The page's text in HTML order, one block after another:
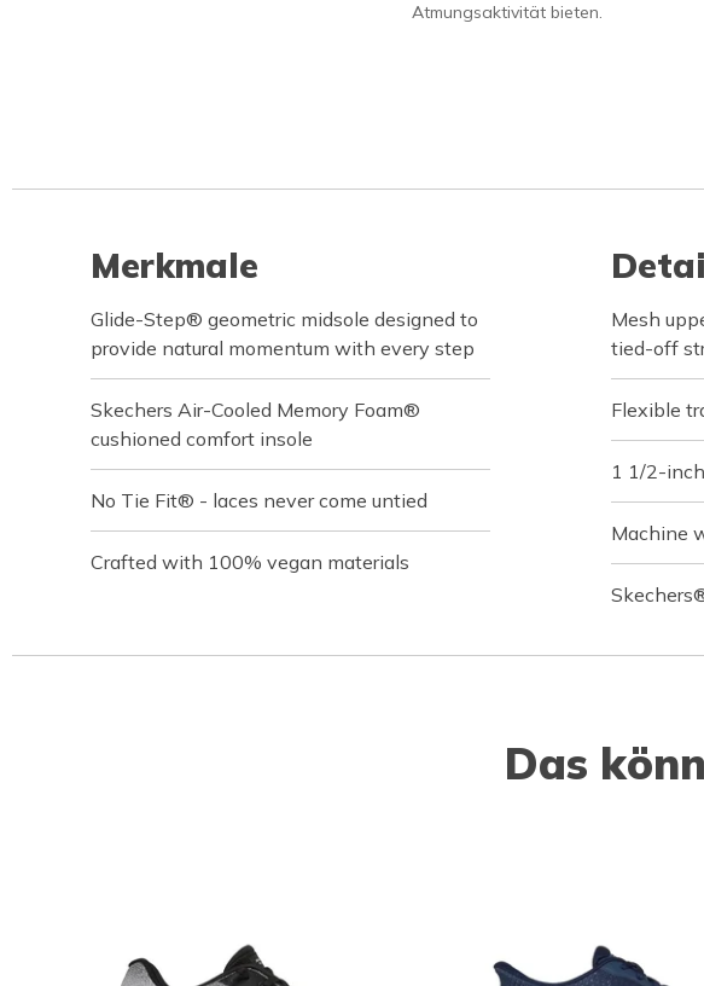
Atmungsaktivität bieten.
Merkmale
Glide-Step® geometric midsole designed to
provide natural momentum with every step
Skechers Air-Cooled Memory Foam®
cushioned comfort insole
No Tie Fit® - laces never come untied
Crafted with 100% vegan materials
Mesh
tied-off
Flexible
1 1/2-
Machine
Das